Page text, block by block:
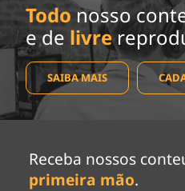
Todo nosso
e de livre
SAIBA MAIS
Receba nossos
primeira mão.